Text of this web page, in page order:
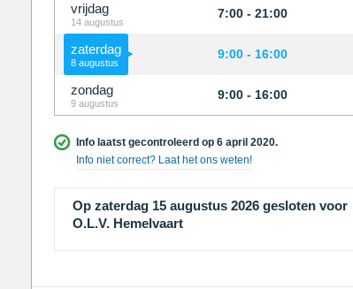
vrijdag
14 augustus
7:00 - 21:00
zaterdag
8 augustus
9:00 - 16:00
zondag
9 augustus
9:00 - 16:00
Info laatst gecontroleerd op 6 april 2020.
Info niet correct? Laat het ons weten!
Op zaterdag 15 augustus 2026 gesloten voor
O.L.V. Hemelvaart